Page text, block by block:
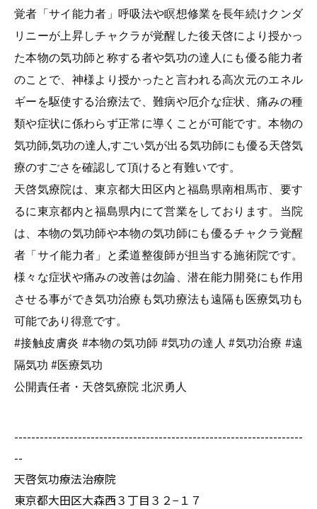
覚者「サイ能力者」呼吸法や瞑想修業を長年続けクンダ
リニーが上昇しチャクラが覚醒した後天啓により授かっ
た本物の気功師と称する者や気功の達人にも優る能力者
のことで、神様より授かったと言われる高次元のエネル
ギーを駆使する治療法で、難病や厄介な症状、痛みの種
類や症状に係わらず正常に導くことが可能です。本物の
気功師,気功の達人,すごい気が出る気功師にも優る天啓気
療のすごさを確認して頂けると有難いです。
天啓気療院は、東京都大田区内と福島県南相馬市、要す
るに東京都内と福島県内にて営業をしております。当院
は、本物の気功師や本物の気功師にも優るチャクラ覚醒
者「サイ能力者」と柔道整復師が担当する施術院です。
様々な症状や痛みの改善は勿論、潜在能力開発にも作用
させる事ができ気功治療も気功療法も遠隔も医療気功も
可能であり得意です。
#接触皮膚炎 #本物の気功師 #気功の達人 #気功治療 #遠
隔気功 #医療気功
公開責任者・天啓気療院 北沢勇人
--------------------------------------------------------------------
--
天啓気功療法治療院
東京都大田区大森西３丁目３２−１７